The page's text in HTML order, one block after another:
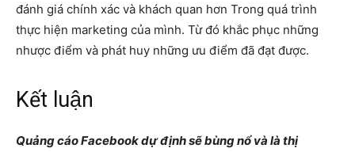
đánh giá chính xác và khách quan hơn Trong quá trình
thực hiện marketing của mình. Từ đó khắc phục những
nhược điểm và phát huy những ưu điểm đã đạt được.
Kết luận
Quảng cáo Facebook dự định sẽ bùng nổ và là thị